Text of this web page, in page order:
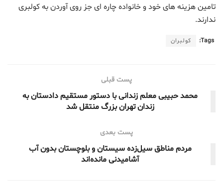
تامین هزینه های خود و خانواده چاره ای جز روی آوردن به کولبری
ندارند.
Tags: کولبران
پست قبلی
محمد حبیبی معلم زندانی با دستور مستقیم دادستان به
زندان تهران بزرگ منتقل شد
پست بعدی
مردم مناطق سیل‌زده سیستان و بلوچستان بدون آب
آشامیدنی مانده‌اند